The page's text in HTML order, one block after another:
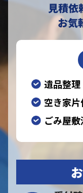
見積依
お気
遺品整理
空き家片
ごみ屋